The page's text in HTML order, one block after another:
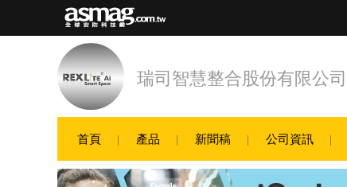
瑞司智慧整合股份有限公司
首頁 產品 新聞稿 公司資訊